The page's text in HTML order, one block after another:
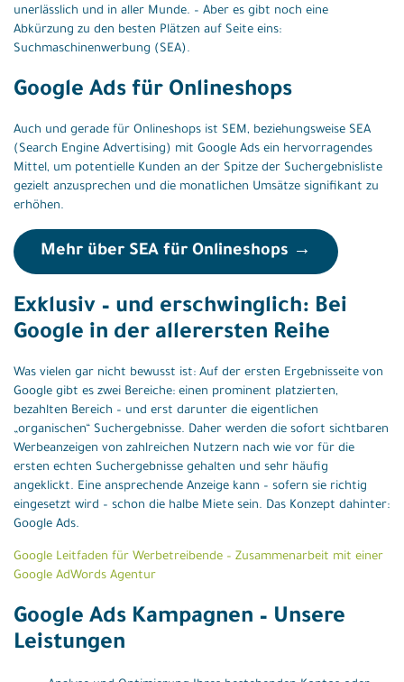
unerlässlich und in aller Munde. – Aber es gibt noch eine
Abkürzung zu den besten Plätzen auf Seite eins:
Suchmaschinenwerbung (SEA).
Google Ads für Onlineshops
Auch und gerade für Onlineshops ist SEM, beziehungsweise SEA
(Search Engine Advertising) mit Google Ads ein hervorragendes
Mittel, um potentielle Kunden an der Spitze der Suchergebnisliste
gezielt anzusprechen und die monatlichen Umsätze signifikant zu
erhöhen.
Mehr über SEA für Onlineshops →
Exklusiv – und erschwinglich: Bei
Google in der allerersten Reihe
Was vielen gar nicht bewusst ist: Auf der ersten Ergebnisseite von
Google gibt es zwei Bereiche: einen prominent platzierten,
bezahlten Bereich – und erst darunter die eigentlichen
„organischen“ Suchergebnisse. Daher werden die sofort sichtbaren
Werbeanzeigen von zahlreichen Nutzern nach wie vor für die
ersten echten Suchergebnisse gehalten und sehr häufig
angeklickt. Eine ansprechende Anzeige kann – sofern sie richtig
eingesetzt wird – schon die halbe Miete sein. Das Konzept dahinter:
Google Ads.
Google Leitfaden für Werbetreibende – Zusammenarbeit mit einer
Google AdWords Agentur
Google Ads Kampagnen – Unsere
Leistungen